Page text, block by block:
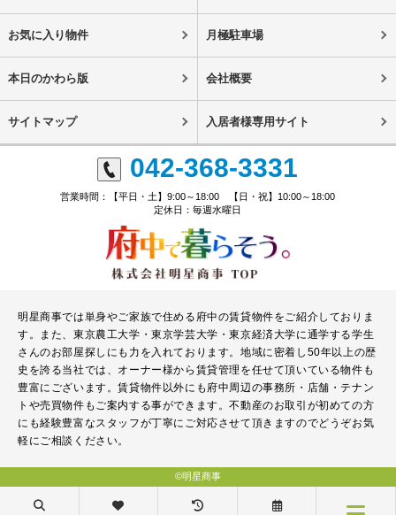
お気に入り物件 月極駐車場
本日のかわら版 会社概要
サイトマップ 入居者様専用サイト
042-368-3331
営業時間：【平日・土】9:00～18:00 【日・祝】10:00～18:00
定休日：毎週水曜日
明星商事では単身やご家族で住める府中の賃貸物件をご紹介しておりま
す。また、東京農工大学・東京学芸大学・東京経済大学に通学する学生
さんのお部屋探しにも力を入れております。地域に密着し50年以上の歴
史を誇る当社では、オーナー様から賃貸管理を任せて頂いている物件も
豊富にございます。賃貸物件以外にも府中周辺の事務所・店舗・テナン
トや売買物件もご案内する事ができます。不動産のお取引が初めての方
にも経験豊富なスタッフが丁寧にご対応させて頂きますのでどうぞお気
軽にご相談ください。
©明星商事